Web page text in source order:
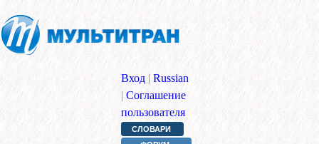
Вход | Russian
| Соглашение
пользователя
СЛОВАРИ